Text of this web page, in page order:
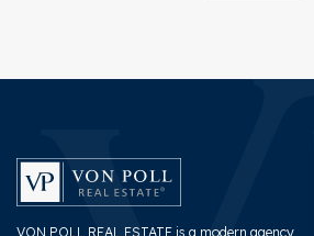
VON POLL REAL ESTATE is a modern agency